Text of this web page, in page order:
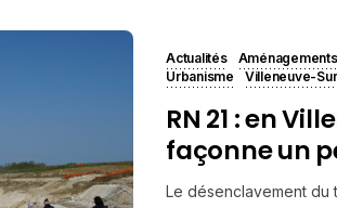
Actualités Aménagements
Urbanisme
Villeneuve-
RN 21 : en
façonne un
Le désenclavement du